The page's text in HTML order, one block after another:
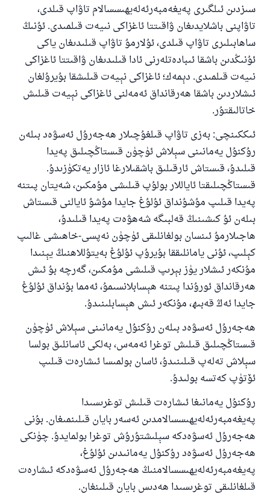
سىزدىن ئىلگىرى پەيغەمبەرئەلەيھىسسالام تاۋاپ قىلدى،
تاۋاپنى باشلايدىغان ۋاقىتتا ئاغزاكى نىيەت قىلمىدى. ئۇنىڭ
ساھابىلىرى تاۋاپ قىلدى، ئۇلارمۇ تاۋاپ قىلىدىغان ياكى
ئۇنىڭدىن باشقا ئىبادەتلەرنى ئادا قىلىدىغان ۋاقىتتا ئاغزاكى
نىيەت قىلمىدى. دېمەك؛ ئاغزاكى نېيەت قىلىشقا بۇيرۇلغان
ئىشلاردىن باشقا ھەرقانداق ئەمەلنى ئاغزاكى نېيەت قىلىش
خاتالىقتۇر.
ئىككىنچى: بەزى تاۋاپ قىلغۇچىلار ھەجەرۇل ئەسۋەد بىلەن
رۇكنۇل يەمانىنى سېلاش ئۈچۈن قىستاڭچىلىق پەيدا
قىلىدۇ، قىستاش ئارقىلىق باشقىلارغا ئازار يەتكۈزىدۇ.
قىستاڭچىلىقتا ئاياللار بولۇپ قىلىشى مۇمكىن، شەيتان پىتنە
پەيدا قىلىپ مۇشۇنداق ئۇلۇغ جايدا مۇشۇ ئايالنى قىستاش
بىلەن ئۇ كىشىنىڭ قەلبىگە شەھۋەت پەيدا قىلىدۇ،
ھاجىلارمۇ ئىنسان بولغانلىقى ئۈچۈن نەپسى-خاھىشى غالىپ
كېلىپ، ئۇنى يامانلىققا بۇيرۇپ ئۇلۇغ بەيتۇللاھنىڭ يېنىدا
مۇنكەر ئىشلار يۈز بېرىپ قىلىشى مۇمكىن، گەرچە بۇ ئىش
ھەرقانداق ئورۇندا پىتنە ھېسابلانسىمۇ، ئەمما بۇنداق ئۇلۇغ
جايدا ئەڭ قەبىھ، مۇنكەر ئىش ھېسابلىنىدۇ.
ھەجەرۇل ئەسۋەد بىلەن رۇكنۇل يەمانىنى سېلاش ئۈچۈن
قىستاڭچىلىق قىلىش توغرا ئەمەس، بەلكى ئاسانلىق بولسا
سېلاش تەلەپ قىلىنىدۇ، ئاسان بولمىسا ئىشارەت قىلىپ
ئۆتۈپ كەتسە بولىدۇ.
رۇكنۇل يەمانىغا ئىشارەت قىلىش توغرىسىدا
پەيغەمبەرئەلەيھىسسالامدىن ئەسەر بايان قىلىنمىغان. بۇنى
ھەجەرۇل ئەسۋەدكە سېلىشتۇرۇش توغرا بولمايدۇ. چۈنكى
ھەجەرۇل ئەسۋەد رۇكنۇل يەمانىدىن ئۇلۇغ،
پەيغەمبەرئەلەيھىسسالامنىڭ ھەجەرۇل ئەسۋەدكە ئىشارەت
قىلغانلىقى توغرىسىدا ھەدىس بايان قىلىنغان.